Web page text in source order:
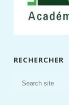
RECHERCHER